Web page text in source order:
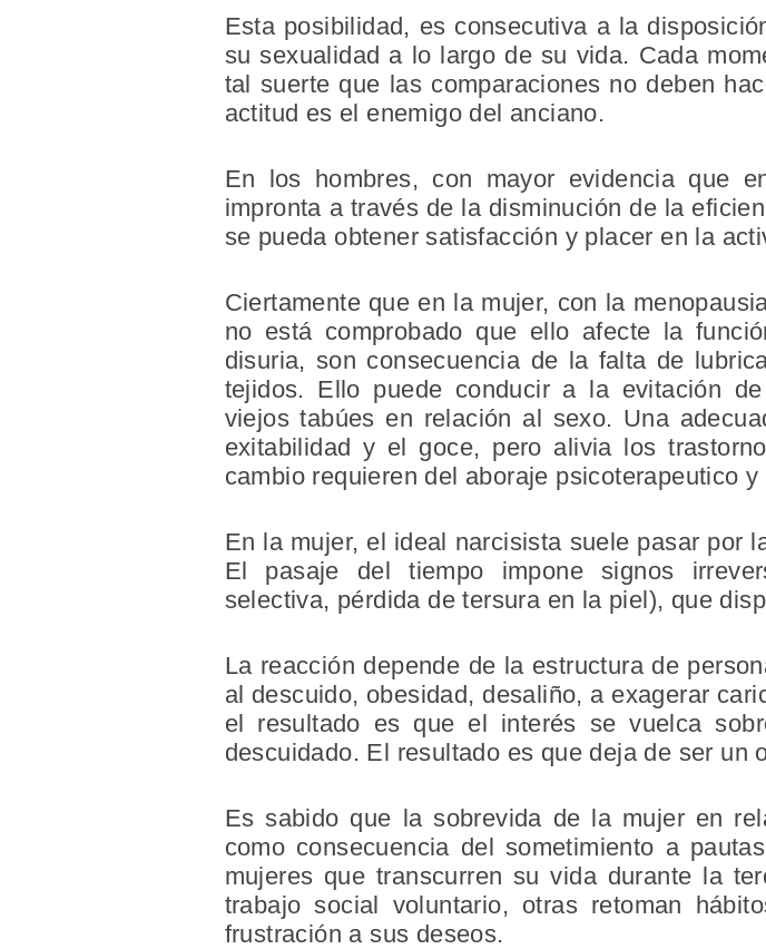
Esta posibilidad, es consecutiva a la
su sexualidad a lo largo de su vida. Cada
tal suerte que las comparaciones no deben
actitud es el enemigo del anciano.
En los hombres, con mayor evidencia que
impronta a través de la disminución de la
se pueda obtener satisfacción y placer en la
Ciertamente que en la mujer, con la
no está comprobado que ello afecte la
disuria, son consecuencia de la falta de
tejidos. Ello puede conducir a la evitación
viejos tabúes en relación al sexo. Una
exitabilidad y el goce, pero alivia los
cambio requieren del aboraje psicoterapeutico
En la mujer, el ideal narcisista suele pasar por
El pasaje del tiempo impone signos
selectiva, pérdida de tersura en la piel), que
La reacción depende de la estructura de
al descuido, obesidad, desaliño, a exagerar
el resultado es que el interés se vuelca
descuidado. El resultado es que deja de ser un
Es sabido que la sobrevida de la mujer en
como consecuencia del sometimiento a
mujeres que transcurren su vida durante la
trabajo social voluntario, otras retoman
frustración a sus deseos.